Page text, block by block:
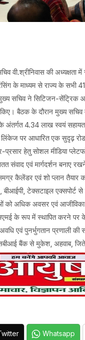
वी.श्रीनिवास की अध्यक्षता
के माध्यम से राज्य के सभी
सचिव ने सिटिजन-सेंट्रिक
बैठक के दौरान मुख्य सचिव
के अंतर्गत 4.34 लाख स्वयं
पर आधारित एक सुदृढ़
हेतु सोशल मीडिया
संवाद एवं मार्गदर्शन बनाए
कैलेंडर एवं शो प्लान तैयार
बीआईपी, टेक्सटाइल
अधिक अवसर एवं आजीविका
के रूप में स्थापित करने पर के
एवं पुनर्भुगतान प्रणाली
बैंक से मुकेश, अहवाब,
Whatsapp